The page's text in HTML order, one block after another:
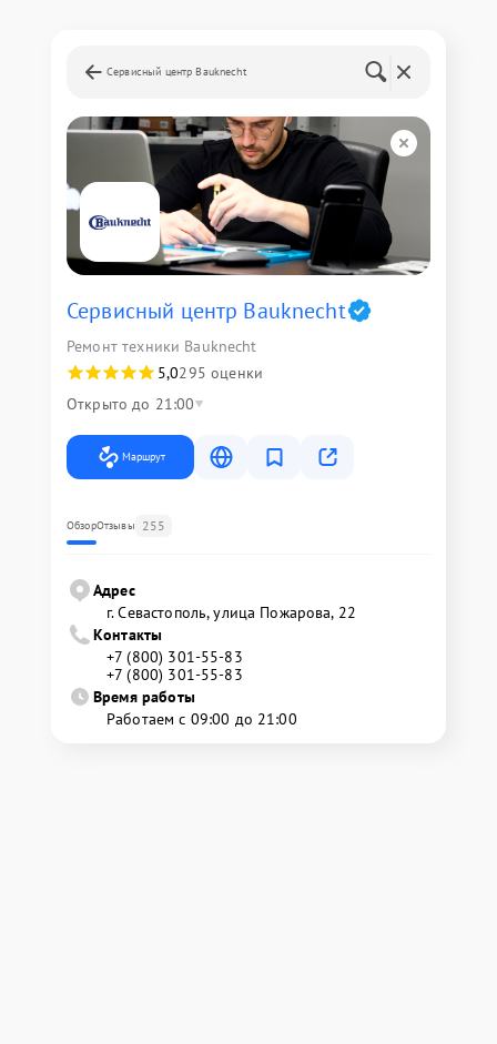
Сервисный центр Bauknecht
Сервисный центр Bauknecht
Ремонт техники Bauknecht
5,0295 оценки
Открыто до 21:00
Маршрут
ОбзорОтзывы 255
Адрес
г. Севастополь, улица Пожарова, 22
Контакты
+7 (800) 301-55-83
+7 (800) 301-55-83
Время работы
Работаем с 09:00 до 21:00